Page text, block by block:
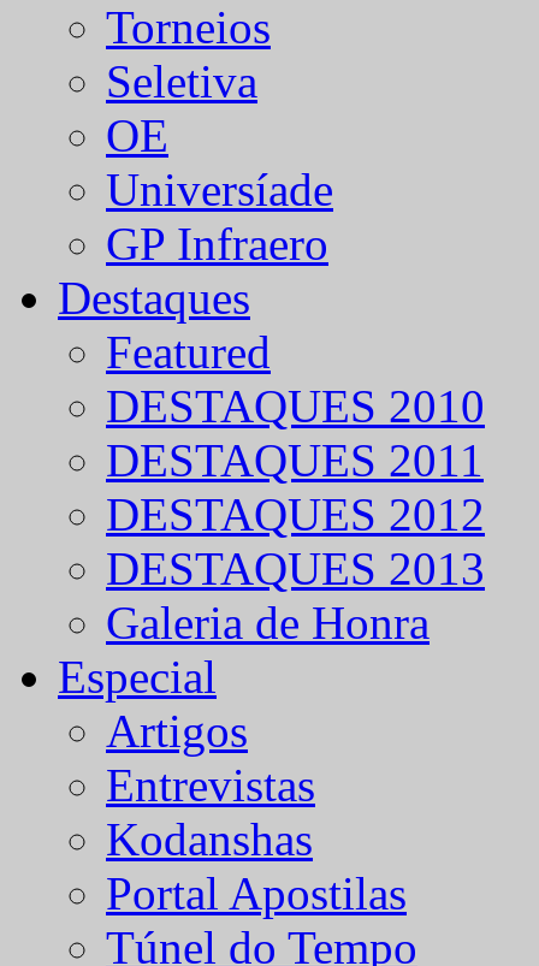
Torneios
Seletiva
OE
Universíade
GP Infraero
Destaques
Featured
DESTAQUES 2010
DESTAQUES 2011
DESTAQUES 2012
DESTAQUES 2013
Galeria de Honra
Especial
Artigos
Entrevistas
Kodanshas
Portal Apostilas
Túnel do Tempo